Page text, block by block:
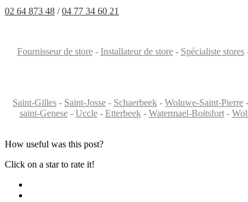
02 64 873 48 /04 77 34 60 21
Fournisseur de store- Installateur de store- Spécialiste stores
Saint-Gilles - Saint-Josse - Schaerbeek - Woluwe-Saint-Pierre -
saint-Genese- Uccle- Etterbeek- Watermael-Boitsfort-
How useful was this post?
Click on a star to rate it!